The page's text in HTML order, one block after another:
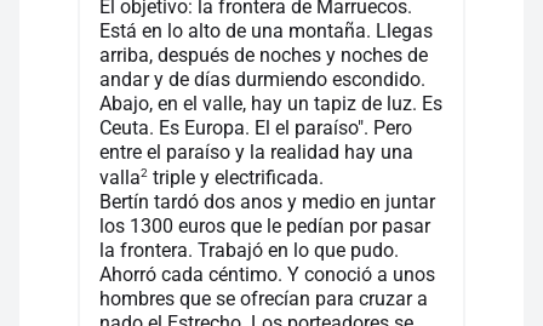
El objetivo: la frontera de Marruecos.
Está en lo alto de una montaña. Llegas
arriba, después de noches y noches de
andar y de días durmiendo escondido.
Abajo, en el valle, hay un tapiz de luz. Es
Ceuta. Es Europa. El el paraíso". Pero
entre el paraíso y la realidad hay una
valla2 triple y electrificada.
Bertín tardó dos anos y medio en juntar
los 1300 euros que le pedían por pasar
la frontera. Trabajó en lo que pudo.
Ahorró cada céntimo. Y conoció a unos
hombres que se ofrecían para cruzar a